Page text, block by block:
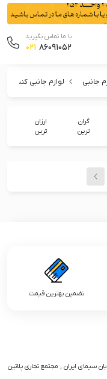
با ما تماس بگیرید
021 86091052
جانبی لوازم جانبی کنسول
گران
ترین
ارزان
ترین
تضمین بهترین قیمت
سیمای ایران , مجتمع تجاری پلاتین